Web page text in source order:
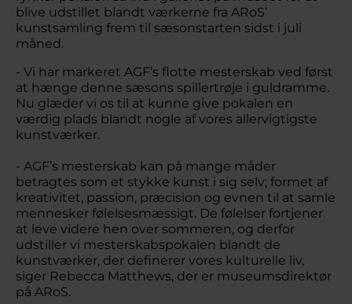
blive udstillet blandt værkerne fra ARoS’
kunstsamling frem til sæsonstarten sidst i juli
måned.
- Vi har markeret AGF’s flotte mesterskab ved først
at hænge denne sæsons spillertrøje i guldramme.
Nu glæder vi os til at kunne give pokalen en
værdig plads blandt nogle af vores allervigtigste
kunstværker.
- AGF’s mesterskab kan på mange måder
betragtes som et stykke kunst i sig selv; formet af
kreativitet, passion, præcision og evnen til at samle
mennesker følelsesmæssigt. De følelser fortjener
at leve videre hen over sommeren, og derfor
udstiller vi mesterskabspokalen blandt de
kunstværker, der definerer vores kulturelle liv,
siger Rebecca Matthews, der er museumsdirektør
på ARoS.